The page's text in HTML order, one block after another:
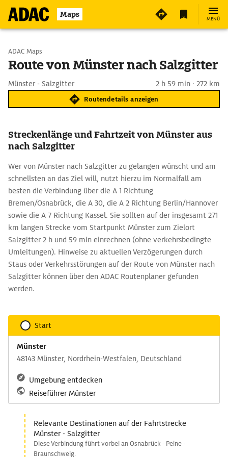
Maps MENÜ
Start wählen
ADAC Maps
Route von Münster nach Salzgitter
Münster - Salzgitter 2 h 59 min · 272 km
Routendetails anzeigen
Streckenlänge und Fahrtzeit von Münster aus
nach Salzgitter
Wer von Münster nach Salzgitter zu gelangen wünscht und am
schnellsten an das Ziel will, nutzt hierzu im Normalfall am
besten die Verbindung über die A 1 Richtung
Bremen/Osnabrück, die A 30, die A 2 Richtung Berlin/Hannover
sowie die A 7 Richtung Kassel. Sie sollten auf der insgesamt 271
km langen Strecke vom Startpunkt Münster zum Zielort
Salzgitter 2 h und 59 min einrechnen (ohne verkehrsbedingte
Umleitungen). Hinweise zu aktuellen Verzögerungen durch
Staus oder Verkehrsstörungen auf der Route von Münster nach
Salzgitter können über den ADAC Routenplaner gefunden
werden.
Start
Münster
48143 Münster, Nordrhein-Westfalen, Deutschland
Umgebung entdecken
Reiseführer Münster
Relevante Destinationen auf der Fahrtstrecke
Münster - Salzgitter
Diese Verbindung führt vorbei an Osnabrück - Peine -
Braunschweig.